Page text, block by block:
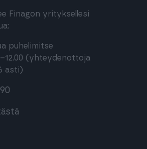
Finagon yrityksellesi
puhelimitse
(yhteydenottoja
asti)